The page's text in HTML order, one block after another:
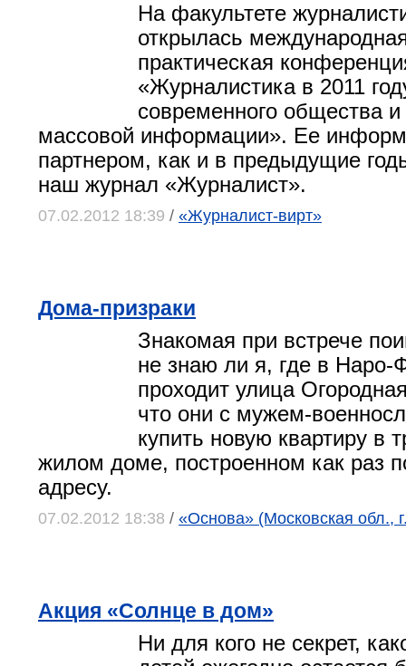
На факультете
открылась
практическая
«Журналистика в 2011
современного общества и
массовой информации». Ее
партнером, как и в предыдущие
наш журнал «Журналист».
07.02.2012 18:39 / «Журналист-вирт»
Дома-призраки
Знакомая при встрече
не знаю ли я, где в Наро-
проходит улица
что они с мужем-
купить новую квартиру в
жилом доме, построенном как раз
адресу.
07.02.2012 18:38 / «Основа» (Московская обл.,
Акция «Солнце в дом»
Ни для кого не секрет,